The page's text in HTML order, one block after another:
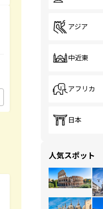
アジア
中近東
アフリカ
日本
人気スポット